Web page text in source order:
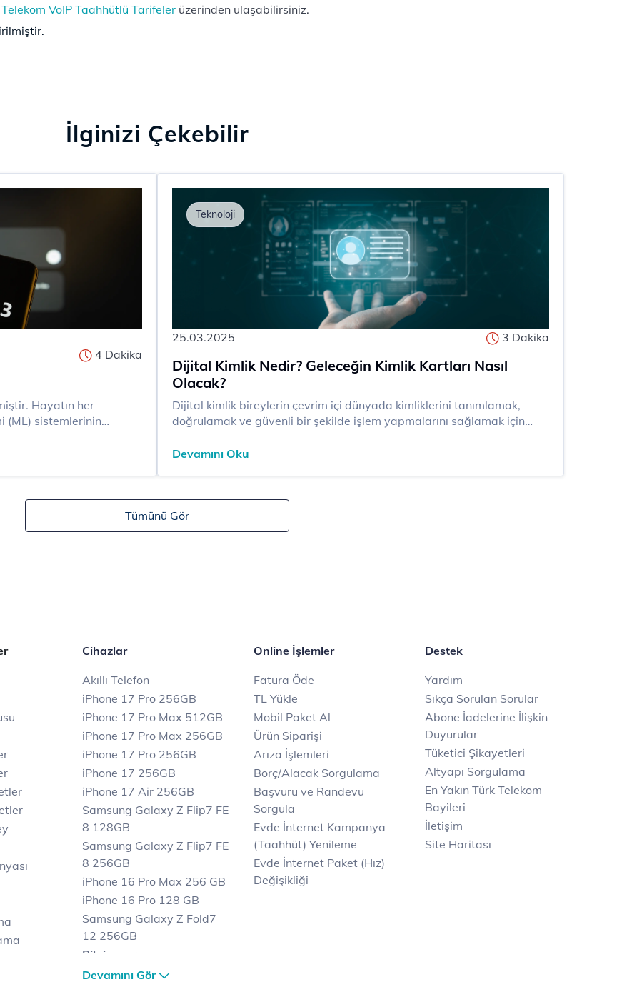
VoIP Taahhütlü Tarifeler üzerinden ulaşabilirsiniz.
İlginizi Çekebilir
4 Dakika
(ML) sistemlerinin
25.03.2025 3 Dakika
Dijital Kimlik Nedir? Geleceğin Kimlik Kartları Nasıl
Olacak?
​​​Dijital kimlik bireylerin çevrim içi dünyada kimliklerini tanımlamak,
doğrulamak ve güvenli bir şekilde işlem yapmalarını sağlamak için
kartlarının yerini almaya başlayan dijital kimlik, aynı zamanda
Devamını Oku
Teknoloji
Tümünü Gör
Cihazlar
Akıllı Telefon
iPhone 17 Pro 256GB
iPhone 17 Pro Max 512GB
iPhone 17 Pro Max 256GB
iPhone 17 Pro 256GB
iPhone 17 256GB
iPhone 17 Air 256GB
Samsung Galaxy Z Flip7 FE
8 128GB
Samsung Galaxy Z Flip7 FE
8 256GB
iPhone 16 Pro Max 256 GB
iPhone 16 Pro 128 GB
Samsung Galaxy Z Fold7
12 256GB
Bilgisayar
Casper Nirvana C370
Devamını Gör
Online İşlemler
Fatura Öde
TL Yükle
Mobil Paket Al
Ürün Siparişi
Arıza İşlemleri
Borç/Alacak Sorgulama
Başvuru ve Randevu
Sorgula
Evde İnternet Kampanya
(Taahhüt) Yenileme
Evde İnternet Paket (Hız)
Değişikliği
Destek
Yardım
Sıkça Sorulan Sorular
Abone İadelerine İlişkin
Duyurular
Tüketici Şikayetleri
Altyapı Sorgulama
En Yakın Türk Telekom
Bayileri
İletişim
Site Haritası